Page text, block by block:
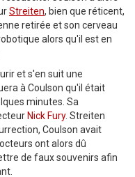
Streiten, bien que réticent,
retirée et son cerveau
alors qu'il est en
et s'en suit une
à Coulson qu'il était
minutes. Sa
Nick Fury. Streiten
Coulson avait
ont alors dû
de faux souvenirs afin